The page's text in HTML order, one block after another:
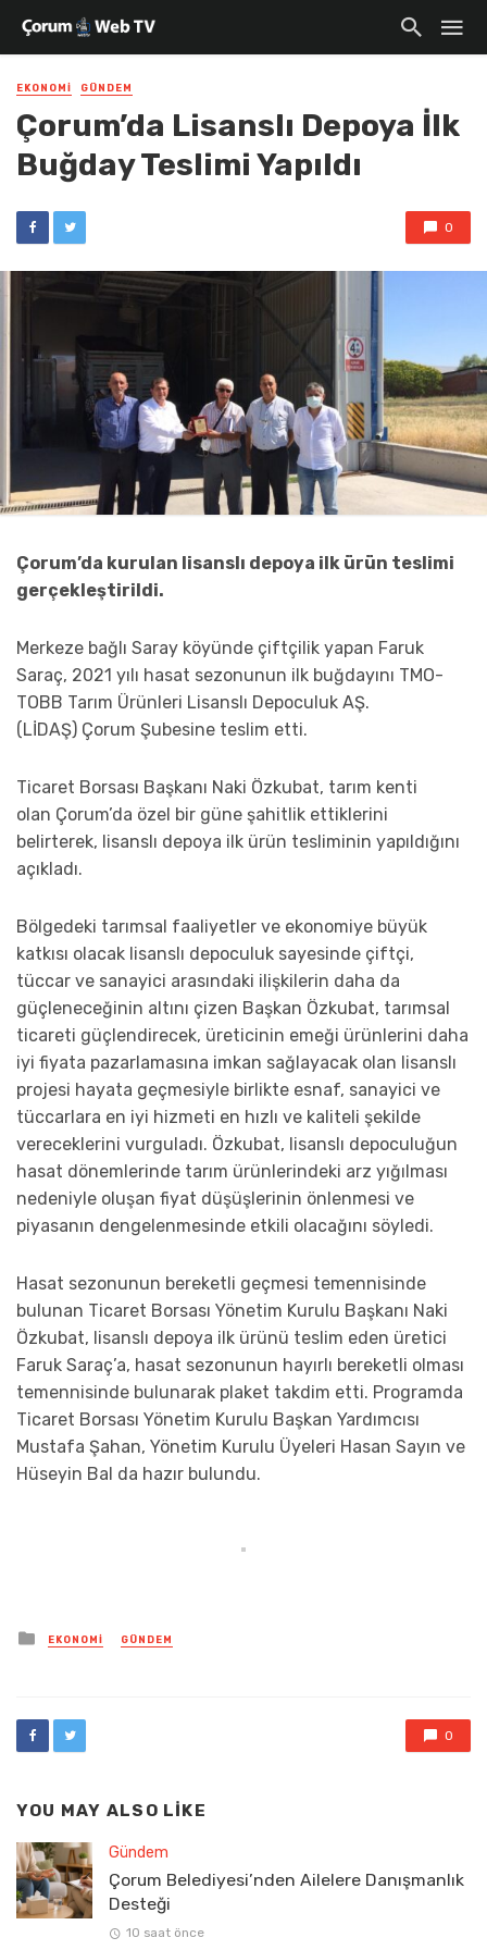
EKONOMI GÜNDEM
Çorum’da Lisanslı Depoya İlk
Buğday Teslimi Yapıldı
0
Çorum’da kurulan lisanslı depoya ilk ürün teslimi
gerçekleştirildi.
Merkeze bağlı Saray köyünde çiftçilik yapan Faruk
Saraç, 2021 yılı hasat sezonunun ilk buğdayını TMO-
TOBB Tarım Ürünleri Lisanslı Depoculuk AŞ.
(LİDAŞ) Çorum Şubesine teslim etti.
Ticaret Borsası Başkanı Naki Özkubat, tarım kenti
olan Çorum’da özel bir güne şahitlik ettiklerini
belirterek, lisanslı depoya ilk ürün tesliminin yapıldığını
açıkladı.
Bölgedeki tarımsal faaliyetler ve ekonomiye büyük
katkısı olacak lisanslı depoculuk sayesinde çiftçi,
tüccar ve sanayici arasındaki ilişkilerin daha da
güçleneceğinin altını çizen Başkan Özkubat, tarımsal
ticareti güçlendirecek, üreticinin emeği ürünlerini daha
iyi fiyata pazarlamasına imkan sağlayacak olan lisanslı
projesi hayata geçmesiyle birlikte esnaf, sanayici ve
tüccarlara en iyi hizmeti en hızlı ve kaliteli şekilde
vereceklerini vurguladı. Özkubat, lisanslı depoculuğun
hasat dönemlerinde tarım ürünlerindeki arz yığılması
nedeniyle oluşan fiyat düşüşlerinin önlenmesi ve
piyasanın dengelenmesinde etkili olacağını söyledi.
Hasat sezonunun bereketli geçmesi temennisinde
bulunan Ticaret Borsası Yönetim Kurulu Başkanı Naki
Özkubat, lisanslı depoya ilk ürünü teslim eden üretici
Faruk Saraç’a, hasat sezonunun hayırlı bereketli olması
temennisinde bulunarak plaket takdim etti. Programda
Ticaret Borsası Yönetim Kurulu Başkan Yardımcısı
Mustafa Şahan, Yönetim Kurulu Üyeleri Hasan Sayın ve
Hüseyin Bal da hazır bulundu.
Posted
in
EKONOMI GÜNDEM
0
YOU MAY ALSO LIKE
Gündem
Çorum Belediyesi’nden Ailelere Danışmanlık
Desteği
10 saat önce